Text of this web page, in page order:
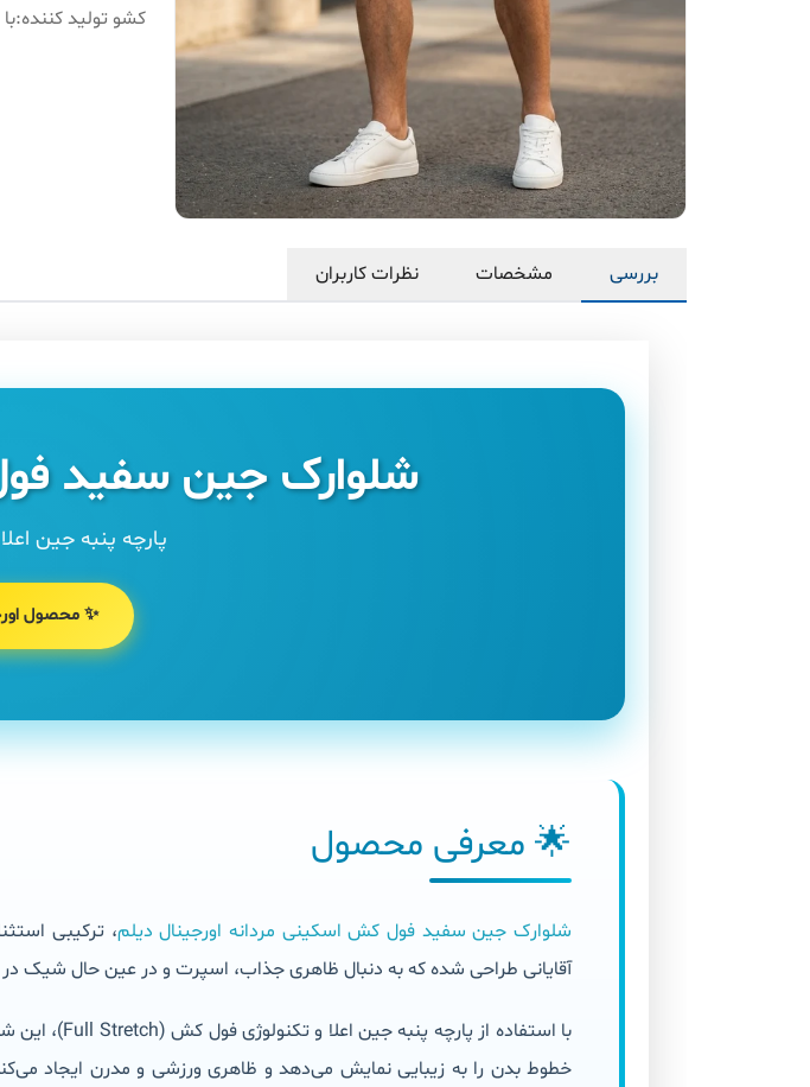
کشو تولید کننده:
بررسی مشخصات نظرات کاربران
شلوارک جین سفید
پارچه پنبه جین
✨ محصول
🌟 معرفی محصول
شلوارک جین سفید فول کش اسکینی مردانه اورجینال دیلم، ترکیبی
آقایانی طراحی شده که به دنبال ظاهری جذاب، اسپرت و در عین حال شیک
خطوط بدن را به زیبایی نمایش می‌دهد و ظاهری ورزشی و مدرن ایجاد